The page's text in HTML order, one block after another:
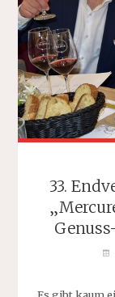
33.
Es gibt kaum